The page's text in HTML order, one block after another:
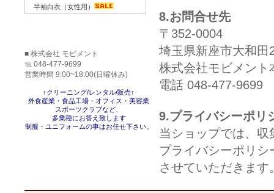
8.お問合せ先
〒352-0004
埼玉県新座市大和田
株式会社モビメント
電話 048-477-9699
9.プライバシーポリ
当ショップでは、
プライバシーポリ
させていただきます
半袖白衣（女性用）
■ 株式会社 モビメント
℡ 048-477-9699
営業時間 9:00~18:00(日曜休み)
↑クリーニング/レンタル/販売↑
外食産業・食品工場・オフィス・美容業
スポーツクラブなど、
多業種にお答え致します
制服・ユニフォームの事はお任せ下さい。